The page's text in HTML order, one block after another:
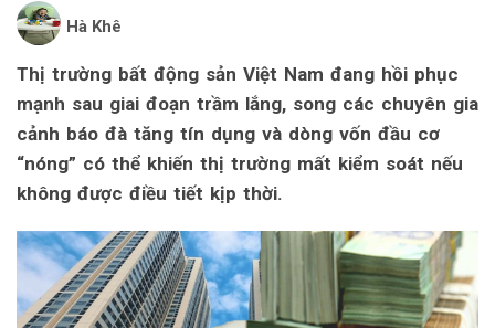
Hà Khê
Thị trường bất động sản Việt Nam đang hồi phục
mạnh sau giai đoạn trầm lắng, song các chuyên gia
cảnh báo đà tăng tín dụng và dòng vốn đầu cơ
“nóng” có thể khiến thị trường mất kiểm soát nếu
không được điều tiết kịp thời.